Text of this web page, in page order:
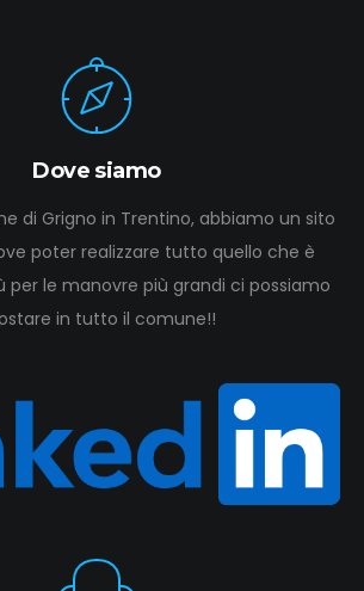
Dove siamo
di Grigno in Trentino, abbiamo un sito
poter realizzare tutto quello che è
per le manovre più grandi ci possiamo
in tutto il comune!!